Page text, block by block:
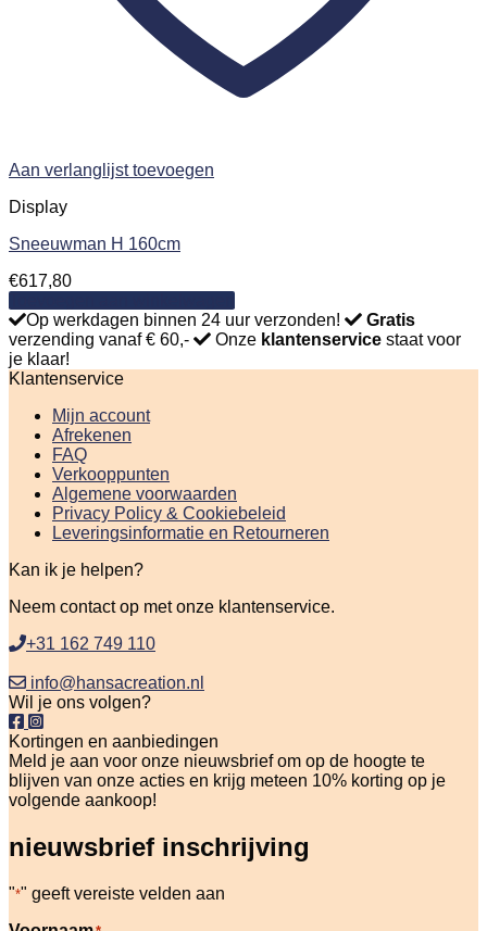
Aan verlanglijst toevoegen
Display
Sneeuwman H 160cm
€617,80
Op werkdagen binnen 24 uur verzonden!
Gratis
verzending vanaf € 60,-
Onze klantenservice staat voor
je klaar!
Klantenservice
Mijn account
Afrekenen
FAQ
Verkooppunten
Algemene voorwaarden
Privacy Policy & Cookiebeleid
Leveringsinformatie en Retourneren
Kan ik je helpen?
Neem contact op met onze klantenservice.
+31 162 749 110
info@hansacreation.nl
Wil je ons volgen?
Kortingen en aanbiedingen
Meld je aan voor onze nieuwsbrief om op de hoogte te
blijven van onze acties en krijg meteen 10% korting op je
volgende aankoop!
nieuwsbrief inschrijving
"*" geeft vereiste velden aan